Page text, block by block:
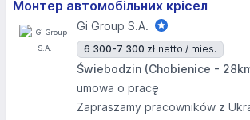
Монтер автомобільних крісел
Gi Group S.A.
6 300-7 300 zł netto / mies.
Świebodzin (Chobienice -
umowa o pracę
Zapraszamy pracowników z